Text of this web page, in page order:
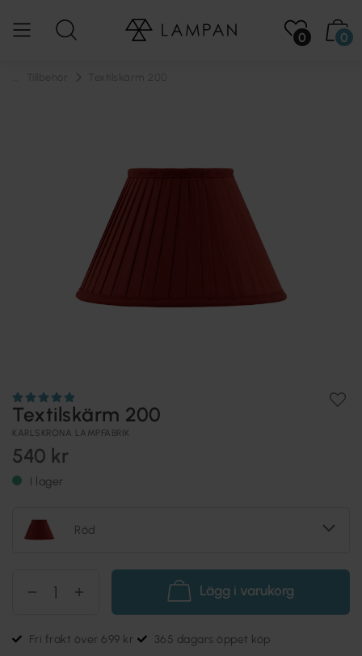
0 0
Textilskärm 200
KARLSKRONA LAMPFABRIK
540 kr
I lager
Röd
Lägg i varukorg
Fri frakt över 699 kr 365 dagars öppet köp